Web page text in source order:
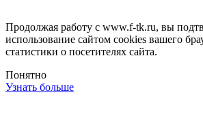
Продолжая работу с www.f-tk.ru, вы
использование сайтом cookies вашего
статистики о посетителях сайта.
Понятно
Узнать больше